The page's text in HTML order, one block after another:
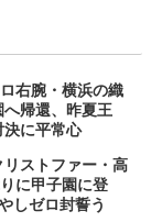
右腕・横浜の織
へ帰還、昨夏王
決に平常心
リストファー・高
に甲子園に登
しゼロ封誓う